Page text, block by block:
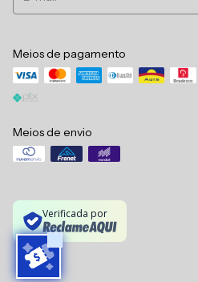
Meios de pagamento
Meios de envio
Verificada por